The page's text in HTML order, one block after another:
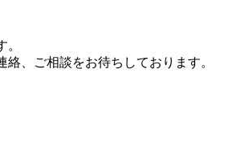
、ご相談をお待ちしております。